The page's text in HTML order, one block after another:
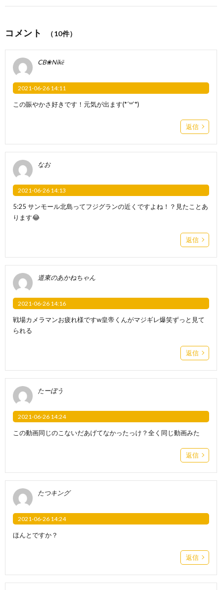
コメント （10件）
CB❀Nikē
2021-06-26 14:11
この賑やかさ好きです！元気が出ます(*´꒳`*)
返信
なお
2021-06-26 14:13
5:25 サンモール北島ってフジグランの近くですよね！？見たことあ
ります😂
返信
道東のあかねちゃん
2021-06-26 14:16
戦場カメラマンお疲れ様ですw皇帝くんがマジギレ爆笑ずっと見て
られる
返信
たーぼう
2021-06-26 14:24
この動画同じのこないだあげてなかったっけ？全く同じ動画みた
返信
たつキング
2021-06-26 14:24
ほんとですか？
返信